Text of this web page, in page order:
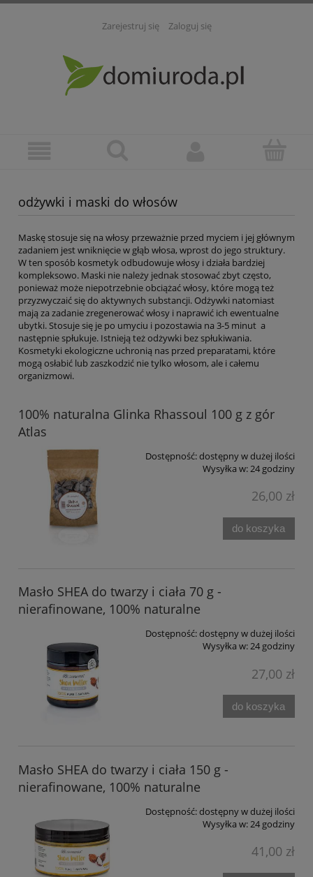
Zarejestruj się Zaloguj się
odżywki i maski do włosów
Maskę stosuje się na włosy przeważnie przed myciem i jej głównym
zadaniem jest wniknięcie w głąb włosa, wprost do jego struktury.
W ten sposób kosmetyk odbudowuje włosy i działa bardziej
kompleksowo. Maski nie należy jednak stosować zbyt często,
ponieważ może niepotrzebnie obciążać włosy, które mogą też
przyzwyczaić się do aktywnych substancji. Odżywki natomiast
mają za zadanie zregenerować włosy i naprawić ich ewentualne
ubytki. Stosuje się je po umyciu i pozostawia na 3-5 minut a
następnie spłukuje. Istnieją też odżywki bez spłukiwania.
Kosmetyki ekologiczne uchronią nas przed preparatami, które
mogą osłabić lub zaszkodzić nie tylko włosom, ale i całemu
organizmowi.
100% naturalna Glinka Rhassoul 100 g z gór
Atlas
Dostępność:dostępny w dużej ilości
Wysyłka w:24 godziny
26,00 zł
do koszyka
Masło SHEA do twarzy i ciała 70 g -
nierafinowane, 100% naturalne
Dostępność:dostępny w dużej ilości
Wysyłka w:24 godziny
27,00 zł
do koszyka
Masło SHEA do twarzy i ciała 150 g -
nierafinowane, 100% naturalne
Dostępność:dostępny w dużej ilości
Wysyłka w:24 godziny
41,00 zł